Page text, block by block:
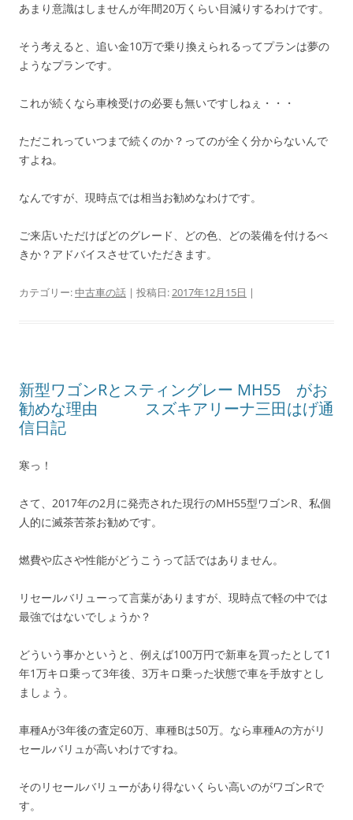
あまり意識はしませんが年間20万くらい目減りするわけです。
そう考えると、追い金10万で乗り換えられるってプランは夢の
ようなプランです。
これが続くなら車検受けの必要も無いですしねぇ・・・
ただこれっていつまで続くのか？ってのが全く分からないんで
すよね。
なんですが、現時点では相当お勧めなわけです。
ご来店いただけばどのグレード、どの色、どの装備を付けるべ
きか？アドバイスさせていただきます。
カテゴリー:中古車の話 | 投稿日:2017年12月15日 |
新型ワゴンRとスティングレー MH55 がお
勧めな理由 スズキアリーナ三田はげ通
信日記
寒っ！
さて、2017年の2月に発売された現行のMH55型ワゴンR、私個
人的に滅茶苦茶お勧めです。
燃費や広さや性能がどうこうって話ではありません。
リセールバリューって言葉がありますが、現時点で軽の中では
最強ではないでしょうか？
どういう事かというと、例えば100万円で新車を買ったとして1
年1万キロ乗って3年後、3万キロ乗った状態で車を手放すとし
ましょう。
車種Aが3年後の査定60万、車種Bは50万。なら車種Aの方がリ
セールバリュが高いわけですね。
そのリセールバリューがあり得ないくらい高いのがワゴンRで
す。